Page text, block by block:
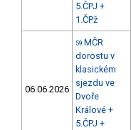
5.ČPJ +
1.ČPž
06.06.2026
59 MČR
dorostu v
klasickém
sjezdu ve
Dvoře
Králové +
5.ČPJ +